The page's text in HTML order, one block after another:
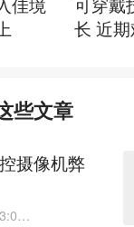
长 近
些文章
摄像机弊